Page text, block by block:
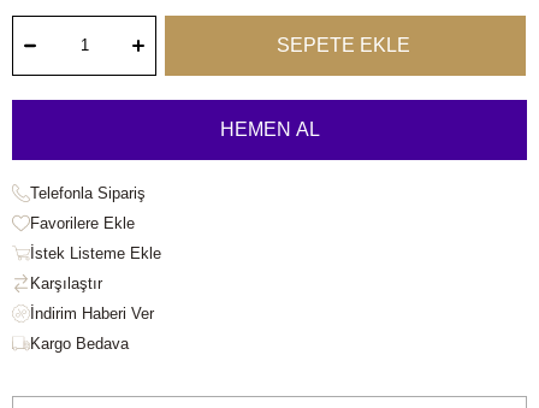
Telefonla Sipariş
Favorilere Ekle
İstek Listeme Ekle
Karşılaştır
Kargo Bedava